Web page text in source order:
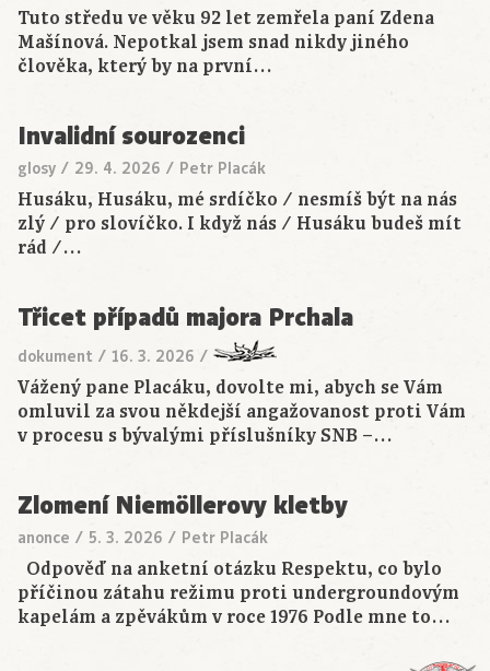
Tuto středu ve věku 92 let zemřela paní Zdena
Mašínová. Nepotkal jsem snad nikdy jiného
člověka, který by na první…
Invalidní sourozenci
glosy / 29. 4. 2026 / Petr Placák
Husáku, Husáku, mé srdíčko / nesmíš být na nás
zlý / pro slovíčko. I když nás / Husáku budeš mít
rád /…
Třicet případů majora Prchala
dokument / 16. 3. 2026 /
Vážený pane Placáku, dovolte mi, abych se Vám
omluvil za svou někdejší angažovanost proti Vám
v procesu s bývalými příslušníky SNB –…
Zlomení Niemöllerovy kletby
anonce / 5. 3. 2026 / Petr Placák
Odpověď na anketní otázku Respektu, co bylo
příčinou zátahu režimu proti undergroundovým
kapelám a zpěvákům v roce 1976 Podle mne to…